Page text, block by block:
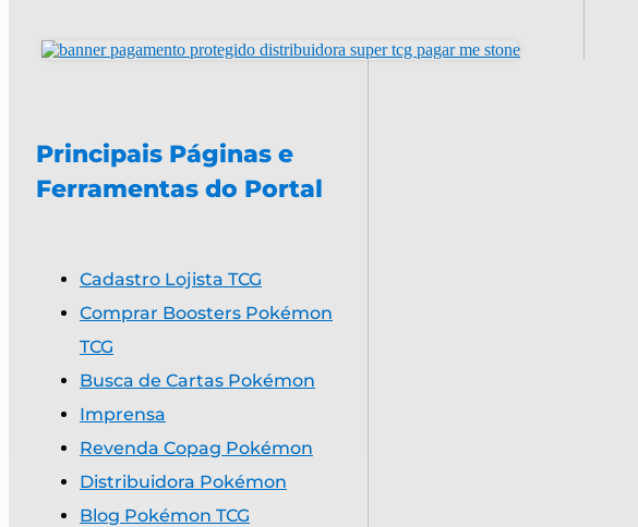
Principais Páginas e
Ferramentas do Portal
Cadastro Lojista TCG
Comprar Boosters Pokémon
TCG
Busca de Cartas Pokémon
Imprensa
Revenda Copag Pokémon
Distribuidora Pokémon
Blog Pokémon TCG